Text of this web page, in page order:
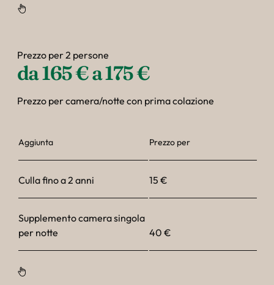
Prezzo per 2 persone
da 165 € a 175 €
Prezzo per camera/notte con prima colazione
Aggiunta Prezzo per
Culla fino a 2 anni 15 €
Supplemento camera singola
per notte
40 €